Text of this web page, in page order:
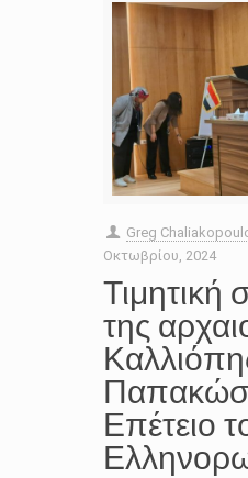
Greg
Οκτωβρίου, 2024
Τιμητική
της
Επέτειο